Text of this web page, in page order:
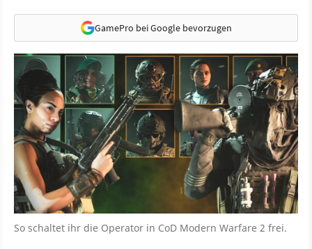
GamePro bei Google bevorzugen
So schaltet ihr die Operator in CoD Modern Warfare 2 frei.